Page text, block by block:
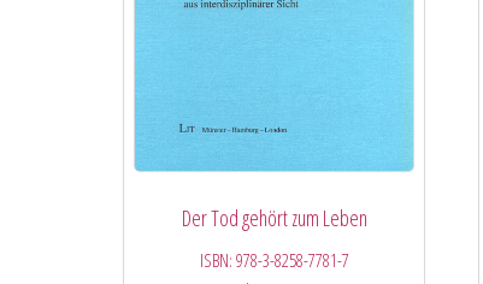
Der Tod gehört zum Leben
ISBN: 978-3-8258-7781-7